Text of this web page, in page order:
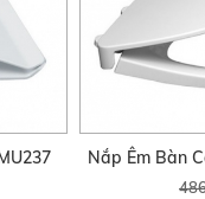
Nắp Êm Bàn